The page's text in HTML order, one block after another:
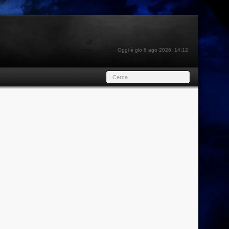
Oggi è gio 6 ago 2026, 14:12